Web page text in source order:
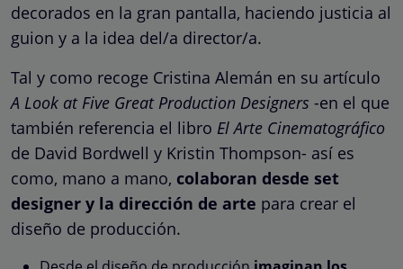
decorados en la gran pantalla, haciendo justicia al
guion y a la idea del/a director/a.
Tal y como recoge Cristina Alemán en su artículo
A Look at Five Great Production Designers -en el que
también referencia el libro El Arte Cinematográfico
de David Bordwell y Kristin Thompson- así es
como, mano a mano, colaboran desde set
designer y la dirección de arte para crear el
diseño de producción.